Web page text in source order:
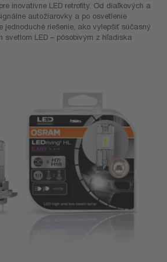
inovatívne LED retrofity. Od diaľkových a
autožiarovky a po osvetlenie
jednoduché riešenie, ako vylepšiť súčasný
svetlom LED – pôsobivým z hľadiska